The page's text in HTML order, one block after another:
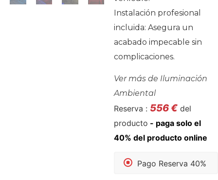
Instalación profesional
incluida: Asegura un
acabado impecable sin
complicaciones.
Ver más de Iluminación
Ambiental
Reserva : 556€ del
producto
Pago Reserva 40%